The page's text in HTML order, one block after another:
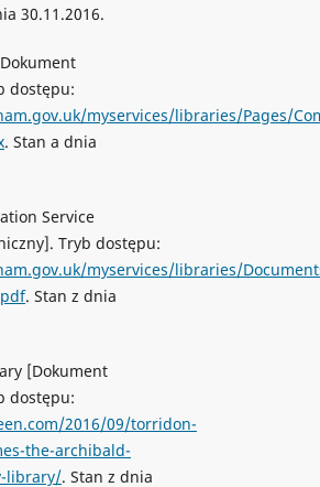
30.11.2016.
dostępu:
myservices/libraries/Pages/
. Stan a dnia
Service
Tryb dostępu:
myservices/libraries/
. Stan z dnia
[Dokument
dostępu:
2016/09/torridon-
the-archibald-
library/. Stan z dnia